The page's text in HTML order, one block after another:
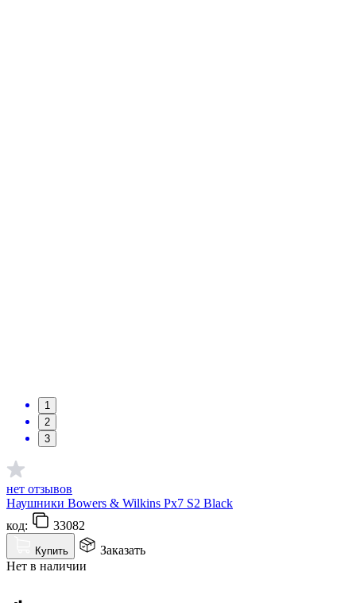
1
2
3
нет отзывов
Наушники Bowers & Wilkins Px7 S2 Black
код:
33082
Купить
Заказать
Нет в наличии